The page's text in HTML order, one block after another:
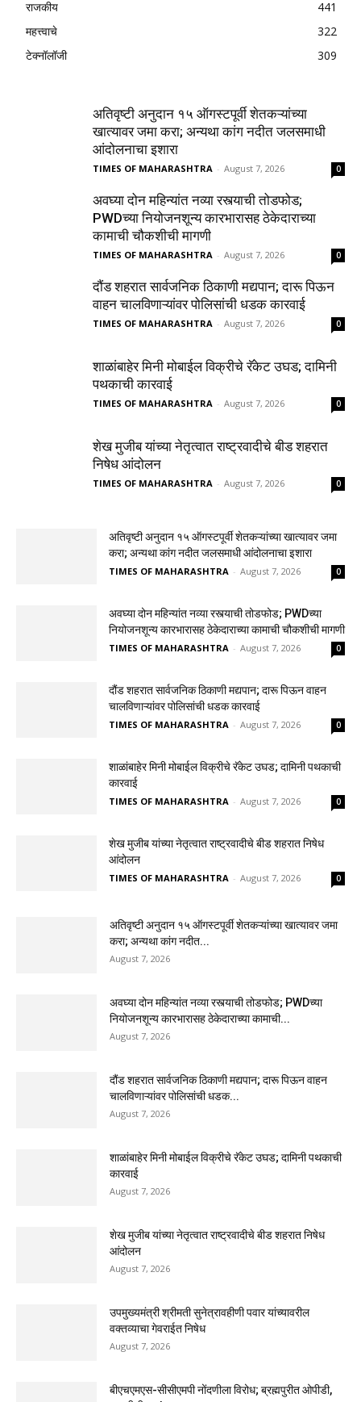
राजकीय
441
महत्त्वाचे
322
टेक्नॉलॉजी
309
अतिवृष्टी अनुदान १५ ऑगस्टपूर्वी शेतकऱ्यांच्या
खात्यावर जमा करा; अन्यथा कांग नदीत जलसमाधी
आंदोलनाचा इशारा
TIMES OF MAHARASHTRA - August 7, 2026 0
अवघ्या दोन महिन्यांत नव्या रस्त्याची तोडफोड;
PWDच्या नियोजनशून्य कारभारासह ठेकेदाराच्या
कामाची चौकशीची मागणी
TIMES OF MAHARASHTRA - August 7, 2026 0
दौंड शहरात सार्वजनिक ठिकाणी मद्यपान; दारू पिऊन
वाहन चालविणाऱ्यांवर पोलिसांची धडक कारवाई
TIMES OF MAHARASHTRA - August 7, 2026 0
शाळांबाहेर मिनी मोबाईल विक्रीचे रॅकेट उघड; दामिनी
पथकाची कारवाई
TIMES OF MAHARASHTRA - August 7, 2026 0
शेख मुजीब यांच्या नेतृत्वात राष्ट्रवादीचे बीड शहरात
निषेध आंदोलन
TIMES OF MAHARASHTRA - August 7, 2026 0
अतिवृष्टी अनुदान १५ ऑगस्टपूर्वी शेतकऱ्यांच्या खात्यावर जमा
करा; अन्यथा कांग नदीत जलसमाधी आंदोलनाचा इशारा
TIMES OF MAHARASHTRA - August 7, 2026 0
अवघ्या दोन महिन्यांत नव्या रस्त्याची तोडफोड; PWDच्या
नियोजनशून्य कारभारासह ठेकेदाराच्या कामाची चौकशीची मागणी
TIMES OF MAHARASHTRA - August 7, 2026 0
दौंड शहरात सार्वजनिक ठिकाणी मद्यपान; दारू पिऊन वाहन
चालविणाऱ्यांवर पोलिसांची धडक कारवाई
TIMES OF MAHARASHTRA - August 7, 2026 0
शाळांबाहेर मिनी मोबाईल विक्रीचे रॅकेट उघड; दामिनी पथकाची
कारवाई
TIMES OF MAHARASHTRA - August 7, 2026 0
शेख मुजीब यांच्या नेतृत्वात राष्ट्रवादीचे बीड शहरात निषेध
आंदोलन
TIMES OF MAHARASHTRA - August 7, 2026 0
अतिवृष्टी अनुदान १५ ऑगस्टपूर्वी शेतकऱ्यांच्या खात्यावर जमा
करा; अन्यथा कांग नदीत...
August 7, 2026
अवघ्या दोन महिन्यांत नव्या रस्त्याची तोडफोड; PWDच्या
नियोजनशून्य कारभारासह ठेकेदाराच्या कामाची...
August 7, 2026
दौंड शहरात सार्वजनिक ठिकाणी मद्यपान; दारू पिऊन वाहन
चालविणाऱ्यांवर पोलिसांची धडक...
August 7, 2026
शाळांबाहेर मिनी मोबाईल विक्रीचे रॅकेट उघड; दामिनी पथकाची
कारवाई
August 7, 2026
शेख मुजीब यांच्या नेतृत्वात राष्ट्रवादीचे बीड शहरात निषेध
आंदोलन
August 7, 2026
उपमुख्यमंत्री श्रीमती सुनेत्रावहीणी पवार यांच्यावरील
वक्तव्याचा गेवराईत निषेध
August 7, 2026
बीएचएमएस-सीसीएमपी नोंदणीला विरोध; ब्रह्मपुरीत ओपीडी,